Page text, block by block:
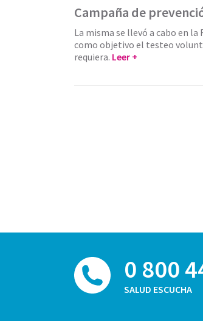
Campaña de
La misma se llevó a cabo en
como objetivo el testeo
requiera. Leer +
0 800
SALUD ESCUCHA